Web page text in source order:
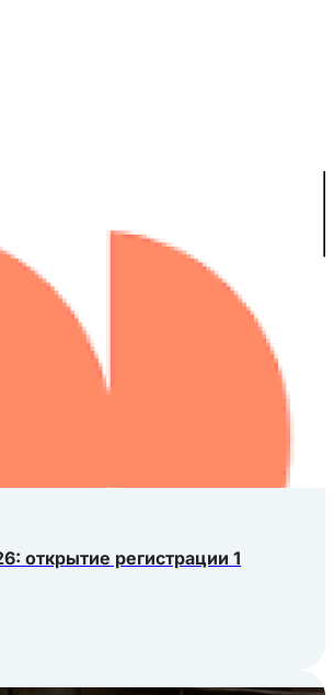
открытие регистрации 1